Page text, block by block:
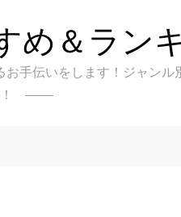
め＆ラン
手伝いをします！ジャンル